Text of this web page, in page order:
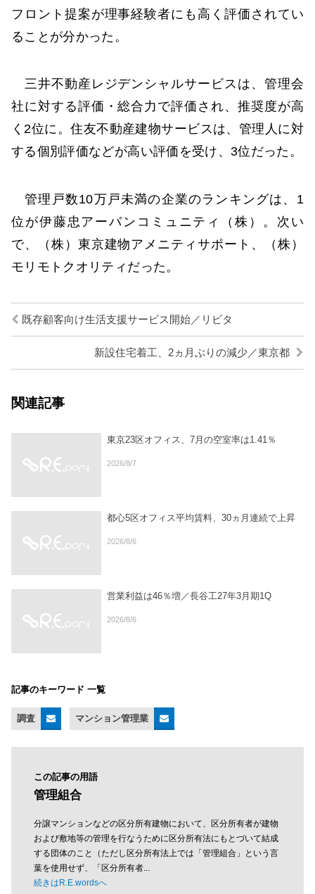
フロント提案が理事経験者にも高く評価されてい
ることが分かった。
三井不動産レジデンシャルサービスは、管理会
社に対する評価・総合力で評価され、推奨度が高
く2位に。住友不動産建物サービスは、管理人に対
する個別評価などが高い評価を受け、3位だった。
管理戸数10万戸未満の企業のランキングは、1
位が伊藤忠アーバンコミュニティ（株）。次い
で、（株）東京建物アメニティサポート、（株）
モリモトクオリティだった。
既存顧客向け生活支援サービス開始／リビタ
新設住宅着工、2ヵ月ぶりの減少／東京都
関連記事
東京23区オフィス、7月の空室率は1.41％
2026/8/7
都心5区オフィス平均賃料、30ヵ月連続で上昇
2026/8/6
営業利益は46％増／長谷工27年3月期1Q
2026/8/6
記事のキーワード 一覧
調査 マンション管理業
この記事の用語
管理組合
分譲マンションなどの区分所有建物において、区分所有者が建物
および敷地等の管理を行なうために区分所有法にもとづいて結成
する団体のこと（ただし区分所有法上では「管理組合」という言
葉を使用せず、「区分所有者...
続きはR.E.wordsへ